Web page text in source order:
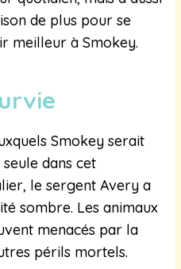
de plus pour se
meilleur à Smokey.
Smokey serait
dans cet
le sergent Avery a
sombre. Les animaux
menacés par la
périls mortels.